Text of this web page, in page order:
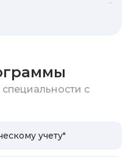
маркетинговой
и оптовых
создаёт
делая
но и
инструментами
с
учету"